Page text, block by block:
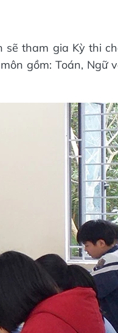
tham gia Kỳ thi
gồm: Toán, Ngữ